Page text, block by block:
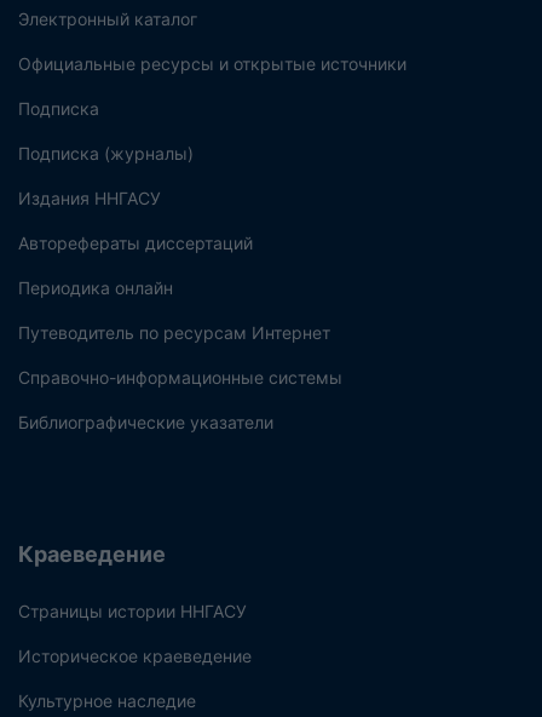
Электронный каталог
Официальные ресурсы и открытые источники
Подписка
Подписка (журналы)
Издания ННГАСУ
Авторефераты диссертаций
Периодика онлайн
Путеводитель по ресурсам Интернет
Справочно-информационные системы
Библиографические указатели
Краеведение
Страницы истории ННГАСУ
Историческое краеведение
Культурное наследие